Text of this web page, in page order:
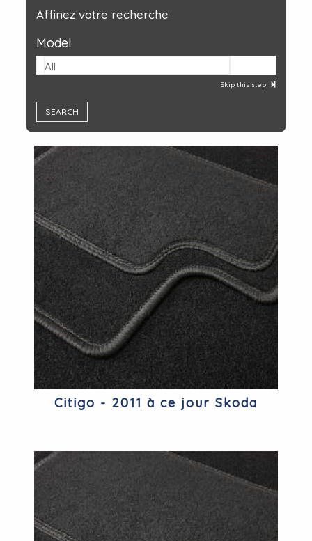
Affinez votre recherche
Model
All
Skip this step
Citigo - 2011 à ce jour Skoda